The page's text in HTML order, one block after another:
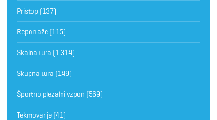
Pristop (137)
Reportaže (115)
Skalna tura (1.314)
Skupna tura (149)
Športno plezalni vzpon (569)
Tekmovanje (41)